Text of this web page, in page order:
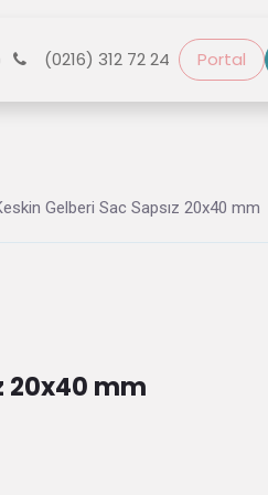
Bize Ulaşın
(0216) 312 72 24 Portal
Gelberi Sac Sapsız 20x40 mm
20x40 mm